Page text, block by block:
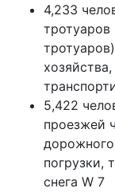
4,233
тротуаров
5,422
проезжей
погрузки,
снега W 7